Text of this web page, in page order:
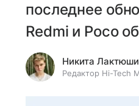
последнее
Redmi и Poco
Никита
Редактор Hi-Tech